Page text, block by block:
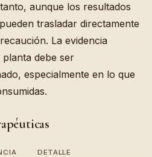
aunque los resultados
trasladar directamente
La evidencia
debe ser
especialmente en lo que
DETALLE